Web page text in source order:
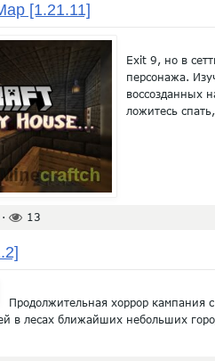
[1.21.11]
Exit 9, но в
персонажа.
воссозданных
ложитесь
· 13
Продолжительная хоррор кампания
в лесах ближайших небольших